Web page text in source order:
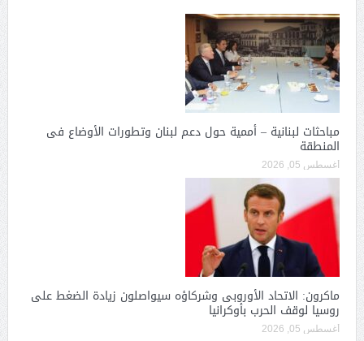
مباحثات لبنانية – أممية حول دعم لبنان وتطورات الأوضاع فى
المنطقة
أغسطس 05, 2026
ماكرون: الاتحاد الأوروبى وشركاؤه سيواصلون زيادة الضغط على
روسيا لوقف الحرب بأوكرانيا
أغسطس 05, 2026